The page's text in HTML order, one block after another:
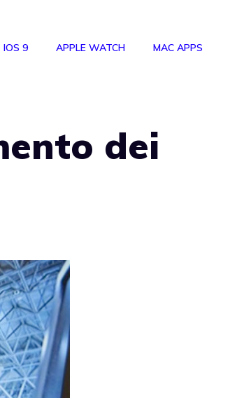
IOS 9 APPLE WATCH MAC APPS
dei